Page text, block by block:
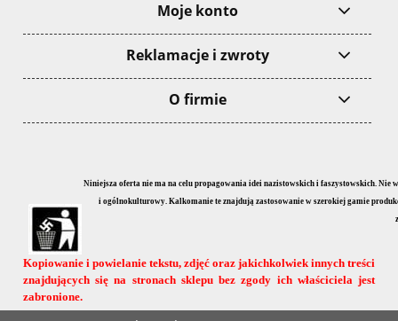
Moje konto
Reklamacje i zwroty
O firmie
Niniejsza oferta nie ma na celu propagowania idei nazistowskich i faszystowskich. Nie
i ogólnokulturowy. Kalkomanie te znajdują zastosowanie w szerokiej gamie
Kopiowanie i powielanie tekstu, zdjęć oraz jakichkolwiek innych treści
znajdujących się na stronach sklepu bez zgody ich właściciela jest
zabronione.